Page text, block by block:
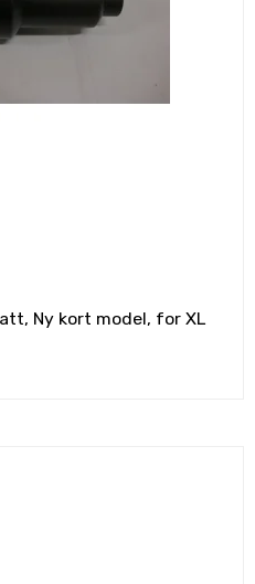
Ny kort model, for XL